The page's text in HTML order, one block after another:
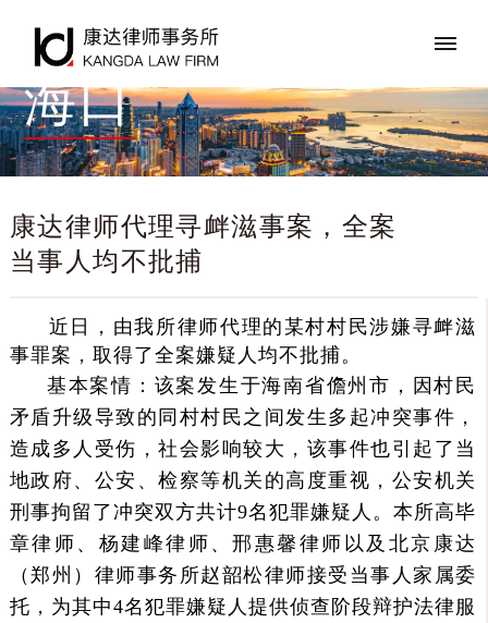
海口
康达律师代理寻衅滋事案，全案
当事人均不批捕
近日，由我所律师代理的某村村民涉嫌寻衅滋
事罪案，取得了全案嫌疑人均不批捕。
基本案情：该案发生于海南省儋州市，因村民
矛盾升级导致的同村村民之间发生多起冲突事件，
造成多人受伤，社会影响较大，该事件也引起了当
地政府、公安、检察等机关的高度重视，公安机关
刑事拘留了冲突双方共计9名犯罪嫌疑人。本所高毕
章律师、杨建峰律师、邢惠馨律师以及北京康达
（郑州）律师事务所赵韶松律师接受当事人家属委
托，为其中4名犯罪嫌疑人提供侦查阶段辩护法律服